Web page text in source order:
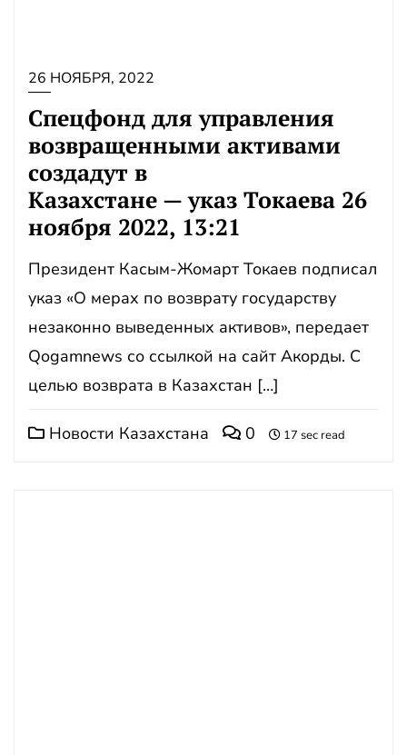
26 НОЯБРЯ, 2022
Спецфонд для управления
возвращенными активами
создадут в
Казахстане — указ Токаева 26
ноября 2022, 13:21
Президент Касым-Жомарт Токаев подписал
указ «О мерах по возврату государству
незаконно выведенных активов», передает
Qogamnews со ссылкой на сайт Акорды. С
целью возврата в Казахстан […]
Новости Казахстана 0 17 sec read